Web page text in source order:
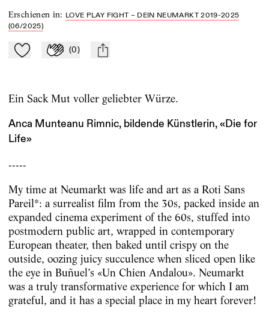
Erschienen in: LOVE PLAY FIGHT – DEIN NEUMARKT 2019-2025
(06/2025)
Zu Mein-TdZ hinzufügen
Applaudieren
(0) mail
Ein Sack Mut voller geliebter Würze.
Anca Munteanu Rimnic, bildende Künstlerin, «Die for
Life»
-----
My time at Neumarkt was life and art as a Roti Sans
Pareil*: a surrealist film from the 30s, packed inside an
expanded cinema experiment of the 60s, stuffed into
postmodern public art, wrapped in contemporary
European theater, then baked until crispy on the
outside, oozing juicy succulence when sliced open like
the eye in Buñuel’s «Un Chien Andalou». Neumarkt
was a truly transformative experience for which I am
grateful, and it has a special place in my heart forever!